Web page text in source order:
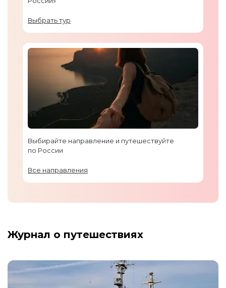
Выбрать тур
Выбирайте направление и путешествуйте
по России
Все направления
Журнал о путешествиях